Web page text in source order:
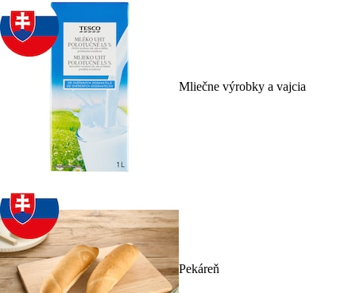
Mliečne výrobky a vajcia
Pekáreň